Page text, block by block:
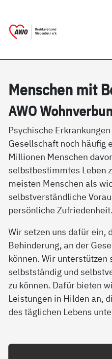
Men­schen mit
AWO
Psychische
Gesellschaft noch häufig
Millionen Menschen
selbstbestimmtes Leben
meisten Menschen als
selbstverständliche
persönliche Zufriedenheit.
Wir setzen uns dafür ein,
Behinderung, an der
können. Wir unterstützen
selbstständig und
zu können. Dafür bieten
Leistungen in Hilden an,
des täglichen Lebens